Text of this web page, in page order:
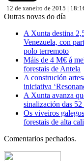
12 de xaneiro de 2015 |
Outras novas do día
A Xunta destina
Venezuela, con
polo terremoto
Máis de 4 M€ á
forestais de Antela
A construción
iniciativa
A Xunta avanza
sinalización das
Os viveiros
forestais de alta
Comentarios pechados.